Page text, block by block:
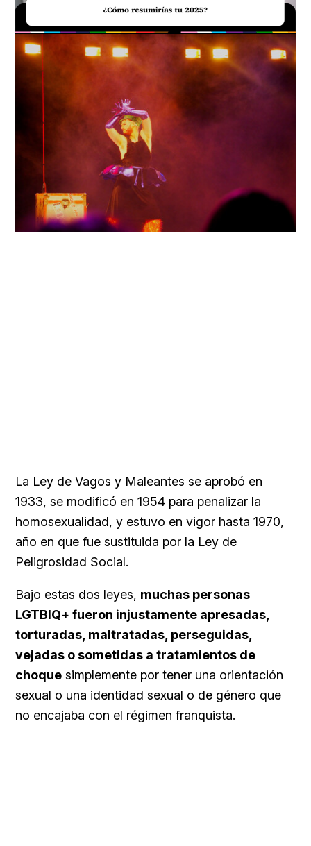
Unmute Loaded:
15.78%
La Ley de Vagos y Maleantes se aprobó en
1933, se modificó en 1954 para penalizar la
homosexualidad, y estuvo en vigor hasta 1970,
año en que fue sustituida por la Ley de
Peligrosidad Social.
Bajo estas dos leyes, muchas personas
LGTBIQ+ fueron injustamente apresadas,
torturadas, maltratadas, perseguidas,
vejadas o sometidas a tratamientos de
choque simplemente por tener una orientación
sexual o una identidad sexual o de género que
no encajaba con el régimen franquista.